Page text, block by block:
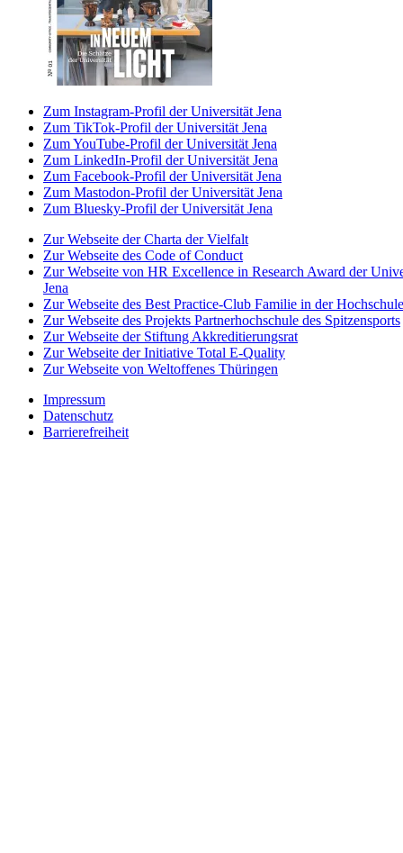
Zum Instagram-Profil der Universität Jena
Zum TikTok-Profil der Universität Jena
Zum YouTube-Profil der Universität Jena
Zum LinkedIn-Profil der Universität Jena
Zum Facebook-Profil der Universität Jena
Zum Mastodon-Profil der Universität Jena
Zum Bluesky-Profil der Universität Jena
Zur Webseite der Charta der Vielfalt
Zur Webseite des Code of Conduct
Zur Webseite von HR Excellence in Research Award der
Jena
Zur Webseite des Best Practice-Club Familie in der Hochschule
Zur Webseite des Projekts Partnerhochschule des Spitzensports
Zur Webseite der Stiftung Akkreditierungsrat
Zur Webseite der Initiative Total E-Quality
Zur Webseite von Weltoffenes Thüringen
Impressum
Datenschutz
Barrierefreiheit